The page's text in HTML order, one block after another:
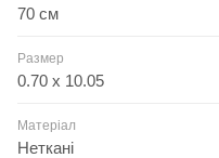
70 см
Размер
0.70 x 10.05
Матеріал
Неткані